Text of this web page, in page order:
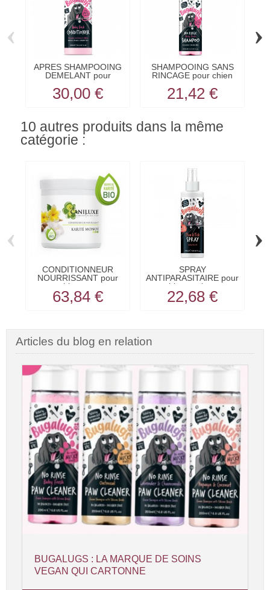
APRES SHAMPOOING
DEMELANT pour
30,00 €
SHAMPOOING SANS
RINCAGE pour chien
21,42 €
‹ ›
10 autres produits dans la même
catégorie :
CONDITIONNEUR
NOURRISSANT pour
chien et...
63,84 €
SPRAY
ANTIPARASITAIRE pour
chien et chat...
22,68 €
‹ ›
Articles du blog en relation
BUGALUGS : LA MARQUE DE SOINS
VEGAN QUI CARTONNE